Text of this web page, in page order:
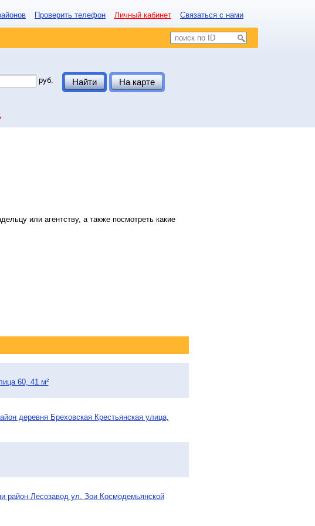
Проверить телефон Личный кабинет Связаться с нами
руб.
Найти На карте
или агентству, а также посмотреть какие
60, 41 м²
деревня Бреховская Крестьянская улица,
район Лесозавод ул. Зои Космодемьянской